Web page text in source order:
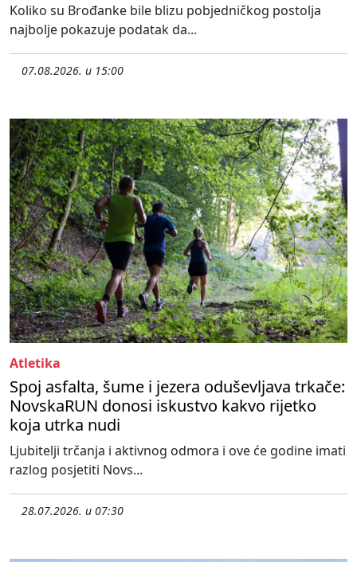
Koliko su Brođanke bile blizu pobjedničkog postolja
najbolje pokazuje podatak da...
07.08.2026. u 15:00
Atletika
Spoj asfalta, šume i jezera oduševljava trkače:
NovskaRUN donosi iskustvo kakvo rijetko
koja utrka nudi
Ljubitelji trčanja i aktivnog odmora i ove će godine imati
razlog posjetiti Novs...
28.07.2026. u 07:30